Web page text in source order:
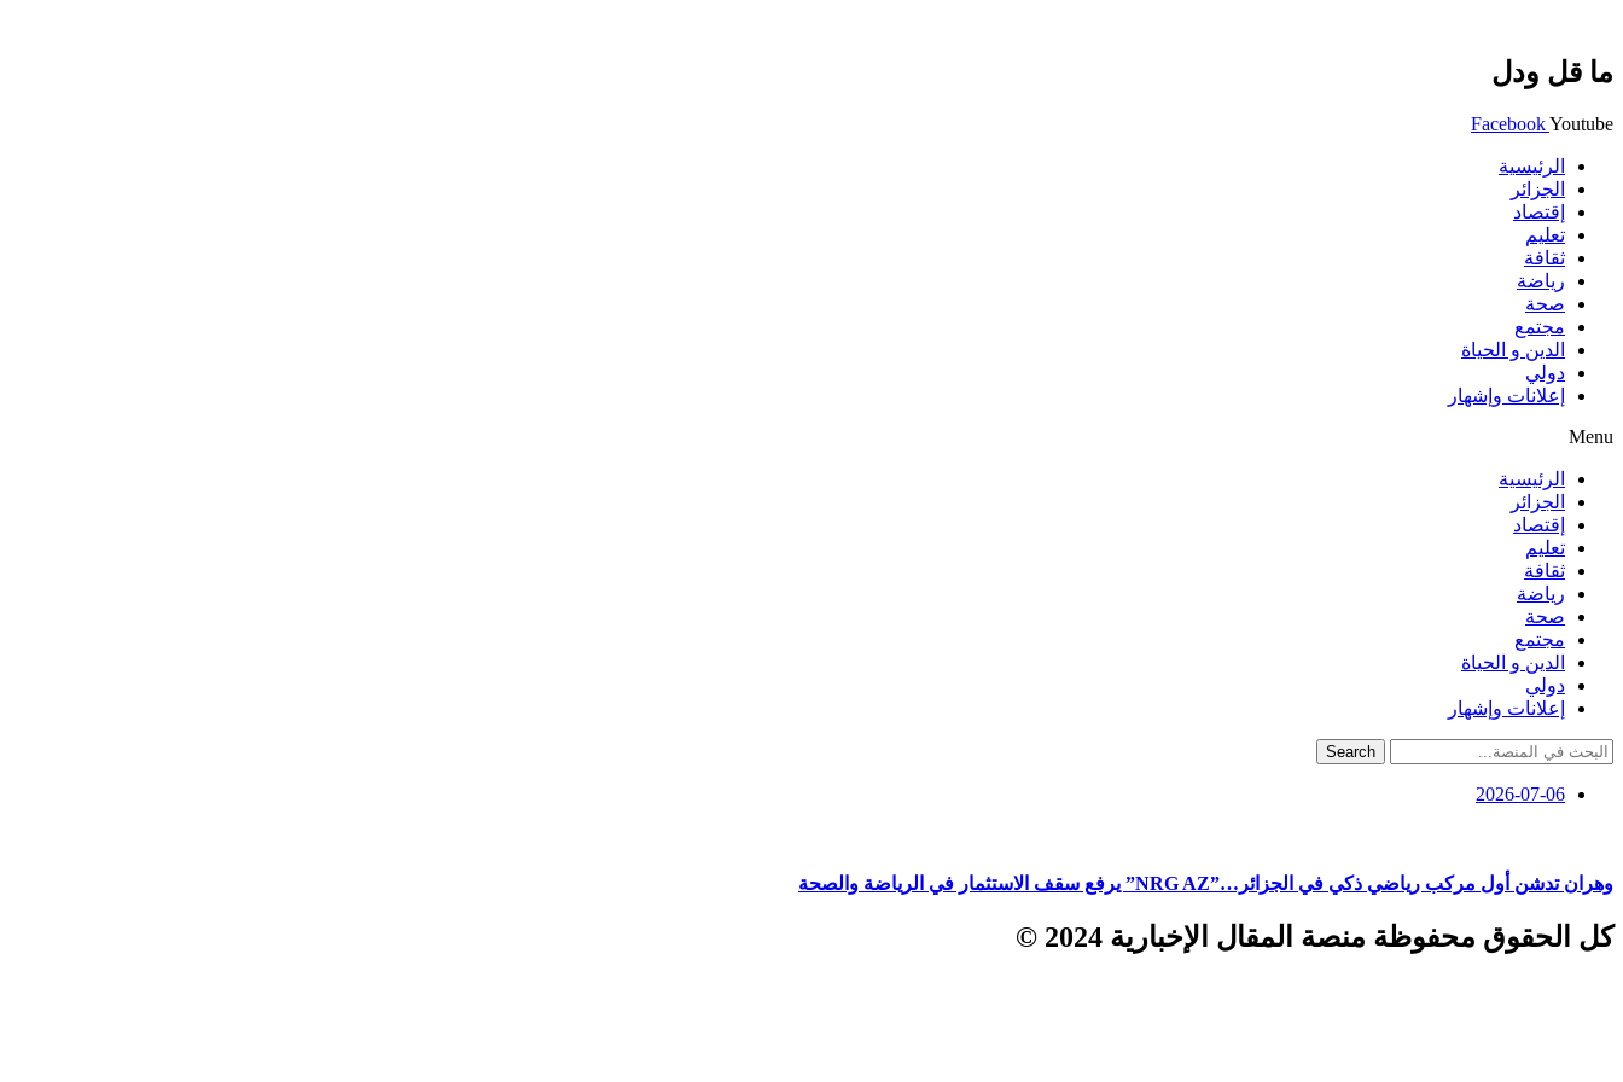
ما قل ودل
FacebookYoutube
الرئيسية
الجزائر
إقتصاد
تعليم
ثقافة
رياضة
صحة
مجتمع
الدين و الحياة
دولي
إعلانات وإشهار
Menu
الرئيسية
الجزائر
إقتصاد
تعليم
ثقافة
رياضة
صحة
مجتمع
الدين و الحياة
دولي
إعلانات وإشهار
Search
2026-07-06
وهران تدشن أول مركب رياضي ذكي في الجزائر…”NRG AZ” يرفع سقف الاستثمار في الرياضة والصحة
كل الحقوق محفوظة منصة المقال الإخبارية 2024 ©